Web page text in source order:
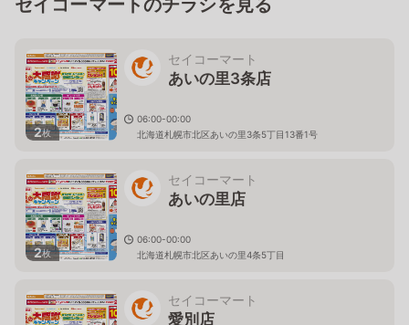
2枚
セイコーマート
あいの里3条店
06:00-00:00
北海道札幌市北区あいの里3条5丁目13番1号
2枚
セイコーマート
あいの里店
06:00-00:00
北海道札幌市北区あいの里4条5丁目
セイコーマート
愛別店